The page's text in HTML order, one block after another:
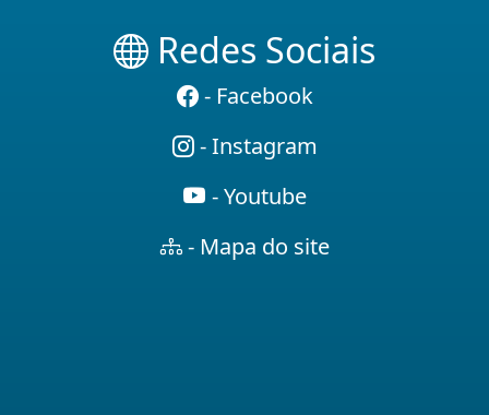
Redes Sociais
- Facebook
- Instagram
- Youtube
- Mapa do site